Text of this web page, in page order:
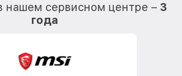
нашем сервисном центре – 3
года